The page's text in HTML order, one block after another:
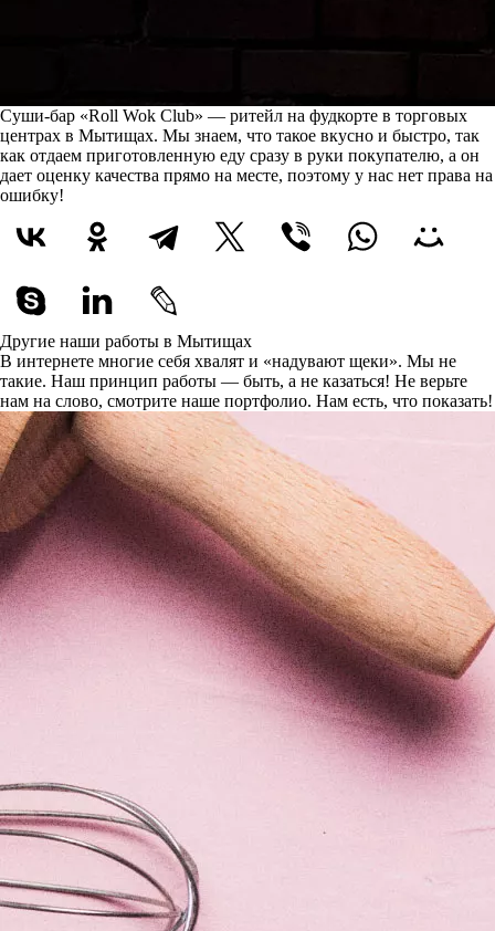
Суши-бар «Roll Wok Club» — ритейл на фудкорте в торговых
центрах в Мытищах. Мы знаем, что такое вкусно и быстро, так
как отдаем приготовленную еду сразу в руки покупателю, а он
дает оценку качества прямо на месте, поэтому у нас нет права на
ошибку!
Другие наши работы в Мытищах
В интернете многие себя хвалят и «надувают щеки». Мы не
такие. Наш принцип работы — быть, а не казаться! Не верьте
нам на слово, смотрите наше портфолио. Нам есть, что показать!